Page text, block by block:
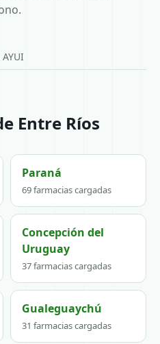
Entre Ríos
Paraná
69 farmacias cargadas
Concepción del
Uruguay
37 farmacias cargadas
Gualeguaychú
31 farmacias cargadas